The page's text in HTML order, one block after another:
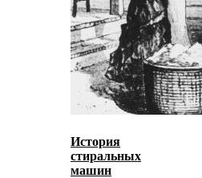
История
стиральных
машин